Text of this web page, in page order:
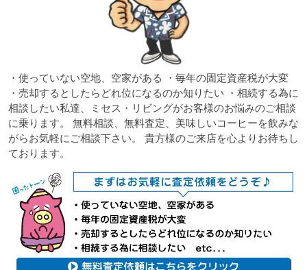
・使っていない空地、空家がある ・毎年の固定資産税が大変
・売却するとしたらどれ位になるのか知りたい ・相続する為に
相談したい私達、ミセス・リビングがお客様のお悩みのご相談
に乗ります。 無料相談、無料査定、美味しいコーヒーを飲みな
がらお気軽にご相談下さい。 貴方様のご来店を心よりお待ちし
ております。